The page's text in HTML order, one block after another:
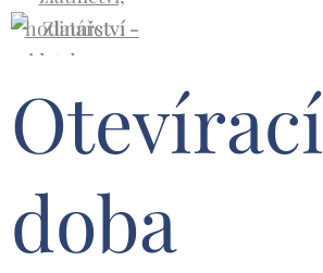
Otevírací
doba